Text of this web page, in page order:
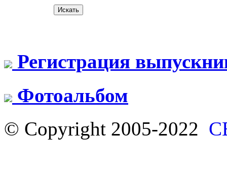
Регистрация
Фотоальбом
© Copyright 2005-2022